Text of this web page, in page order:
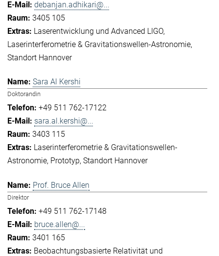
debanjan.adhikari@...
3405 105
Laserentwicklung und Advanced LIGO
Laserinterferometrie & Gravitationswellen-Astronomie
Standort Hannover
Sara Al Kershi
Doktorandin
+49 511 762-17122
sara.al.kershi@...
3403 115
Laserinterferometrie & Gravitationswellen-
Astronomie Prototyp Standort Hannover
Prof. Bruce Allen
Direktor
+49 511 762-17148
bruce.allen@...
3401 165
Beobachtungsbasierte Relativität und